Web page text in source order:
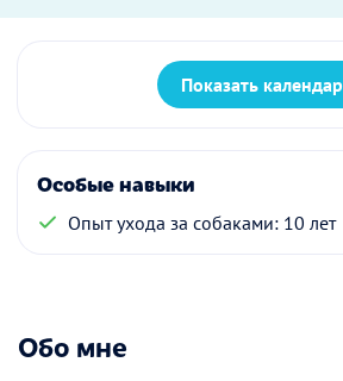
Показать
Особые навыки
Опыт ухода за собаками: 10 лет
Обо мне